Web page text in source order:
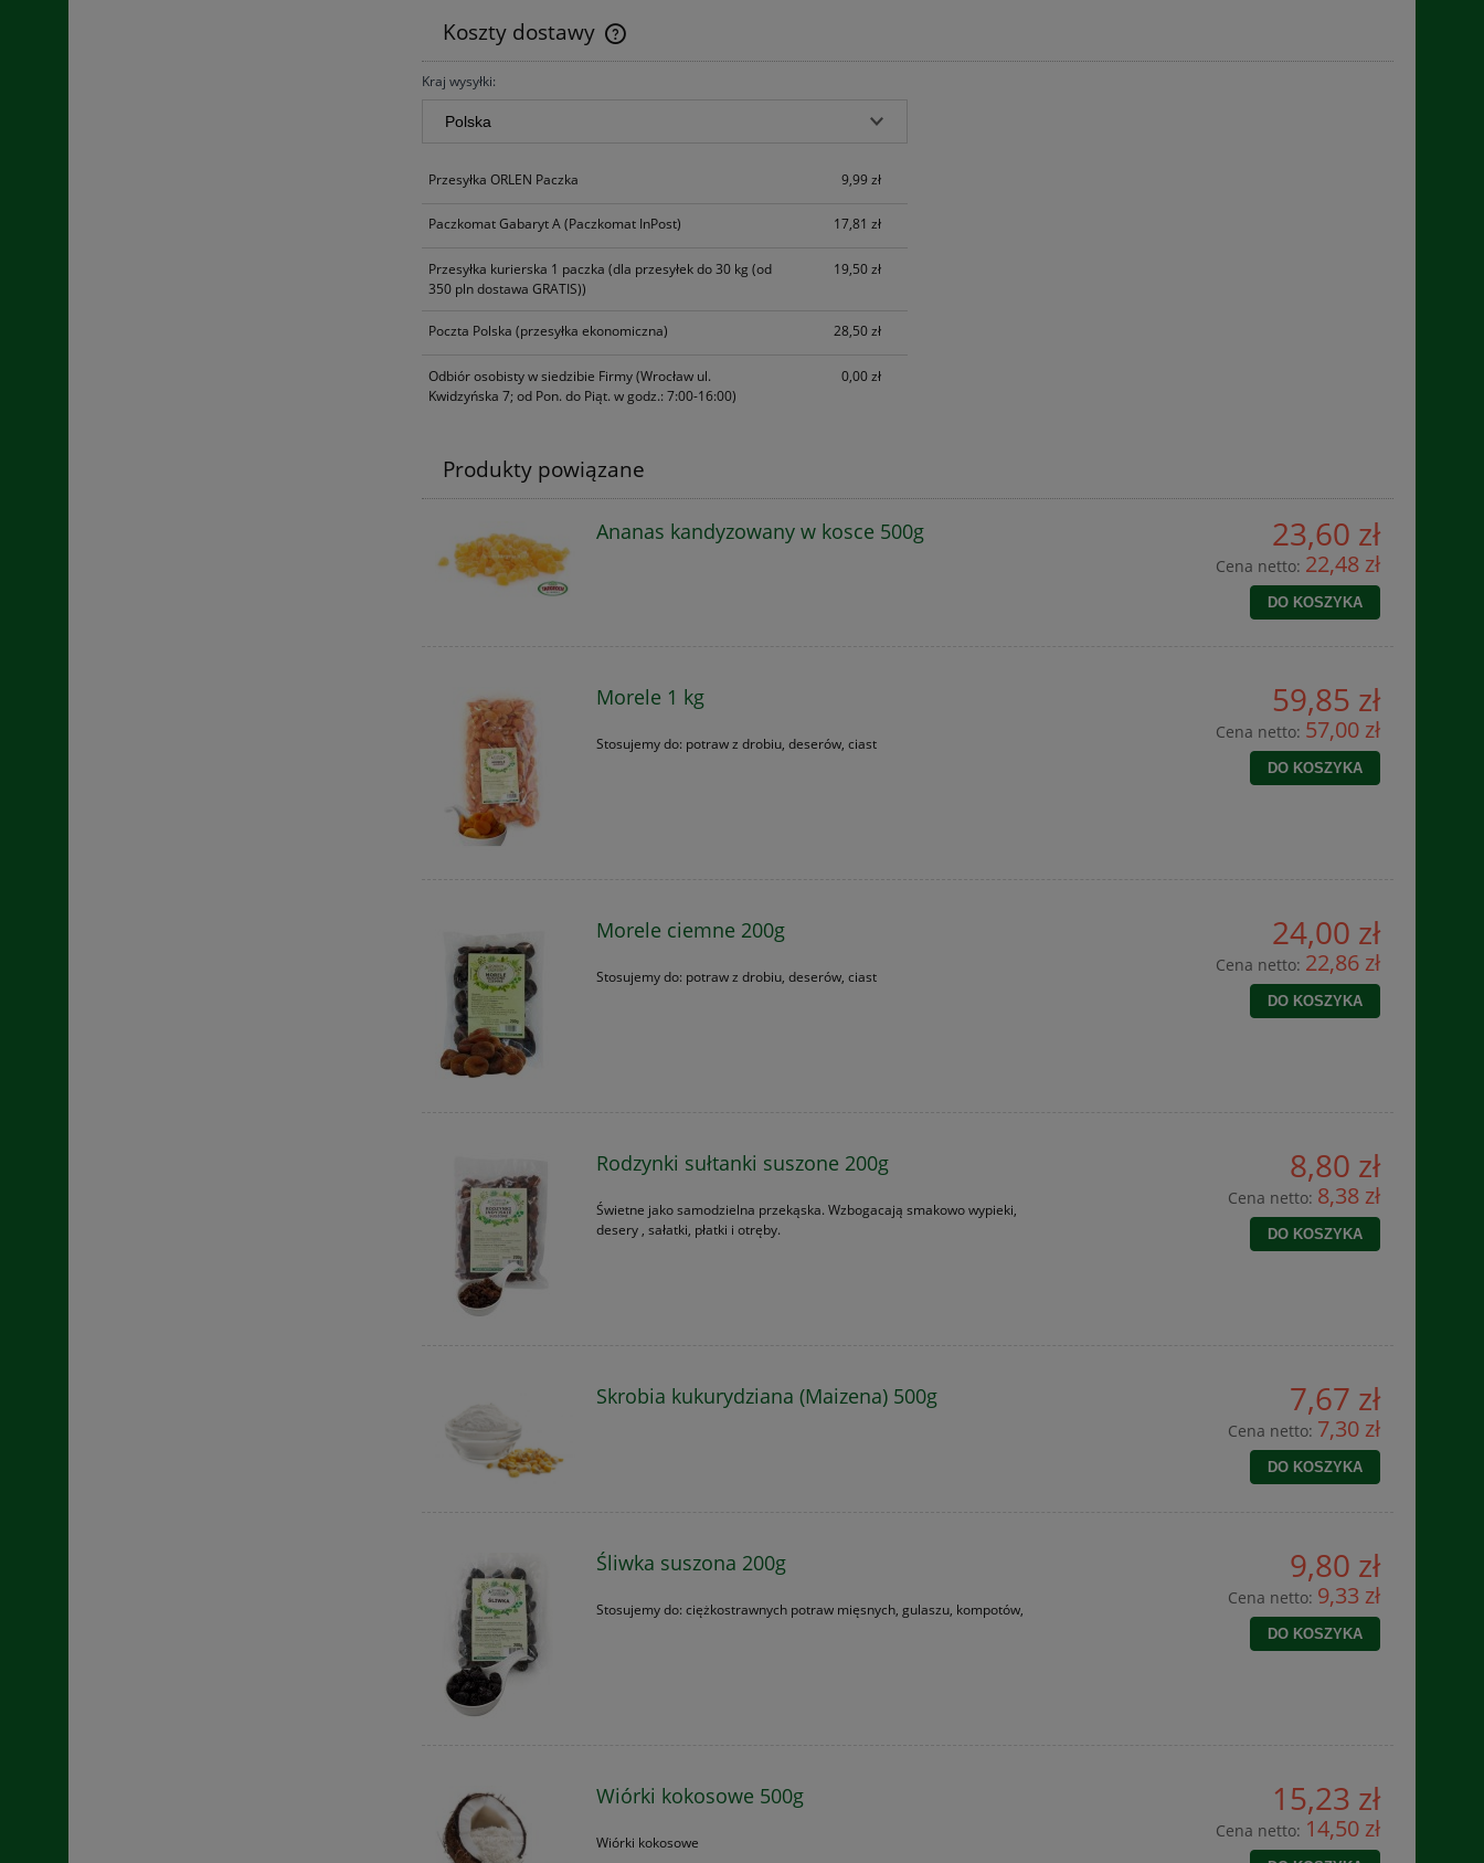
Koszty dostawy
Kraj wysyłki:
Przesyłka ORLEN Paczka 9,99 zł
Paczkomat Gabaryt A(Paczkomat InPost) 17,81 zł
Przesyłka kurierska 1 paczka (dla przesyłek do 30 kg (od
350 pln dostawa GRATIS))
19,50 zł
Poczta Polska (przesyłka ekonomiczna) 28,50 zł
Odbiór osobisty w siedzibie Firmy(Wrocław ul.
Kwidzyńska 7; od Pon. do Piąt. w godz.: 7:00-16:00)
0,00 zł
Produkty powiązane
Ananas kandyzowany w kosce 500g 23,60 zł
Cena netto: 22,48 zł
DO KOSZYKA
Morele 1 kg
Stosujemy do: potraw z drobiu, deserów, ciast
59,85 zł
Cena netto: 57,00 zł
DO KOSZYKA
Morele ciemne 200g
Stosujemy do: potraw z drobiu, deserów, ciast
24,00 zł
Cena netto: 22,86 zł
DO KOSZYKA
Rodzynki sułtanki suszone 200g
Świetne jako samodzielna przekąska. Wzbogacają smakowo wypieki,
desery , sałatki, płatki i otręby.
8,80 zł
Cena netto: 8,38 zł
DO KOSZYKA
Skrobia kukurydziana (Maizena) 500g 7,67 zł
Cena netto: 7,30 zł
DO KOSZYKA
Śliwka suszona 200g
Stosujemy do: ciężkostrawnych potraw mięsnych, gulaszu, kompotów,
9,80 zł
Cena netto: 9,33 zł
DO KOSZYKA
Wiórki kokosowe 500g
Wiórki kokosowe
15,23 zł
Cena netto: 14,50 zł